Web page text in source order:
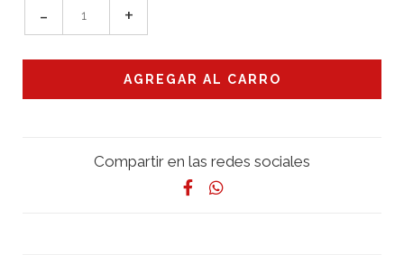
- +
Compartir en las redes sociales